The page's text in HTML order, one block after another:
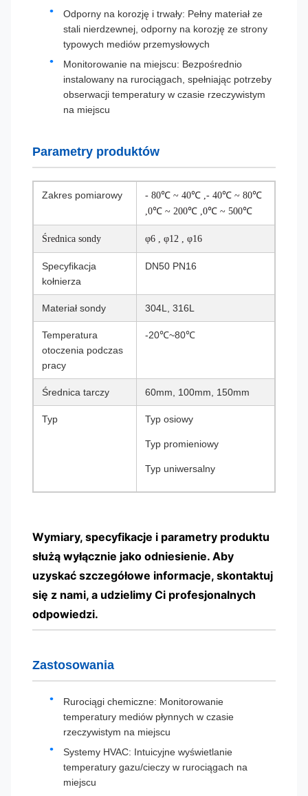
Odporny na korozję i trwały: Pełny materiał ze
stali nierdzewnej, odporny na korozję ze strony
typowych mediów przemysłowych
Monitorowanie na miejscu: Bezpośrednio
instalowany na rurociągach, spełniając potrzeby
obserwacji temperatury w czasie rzeczywistym
na miejscu
Parametry produktów
Zakres pomiarowy
- 80℃ ~ 40℃ ,- 40℃ ~ 80℃
,0℃ ~ 200℃ ,0℃ ~ 500℃
Średnica sondy φ6 , φ12 , φ16
Specyfikacja
kołnierza
DN50 PN16
Materiał sondy 304L, 316L
Temperatura
otoczenia podczas
pracy
-20℃~80℃
Średnica tarczy 60mm, 100mm, 150mm
Typ Typ osiowy
Typ promieniowy
Typ uniwersalny
Wymiary, specyfikacje i parametry produktu
służą wyłącznie jako odniesienie. Aby
uzyskać szczegółowe informacje, skontaktuj
się z nami, a udzielimy Ci profesjonalnych
odpowiedzi.
Zastosowania
Rurociągi chemiczne: Monitorowanie
temperatury mediów płynnych w czasie
rzeczywistym na miejscu
Systemy HVAC: Intuicyjne wyświetlanie
temperatury gazu/cieczy w rurociągach na
miejscu